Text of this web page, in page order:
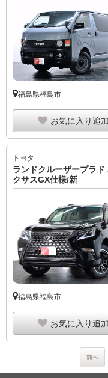
福島県福島市
お気に入り追加
トヨタ
ランドクルーザープラ
クサスGX仕様/新
福島県福島市
お気に入り追加
前へ